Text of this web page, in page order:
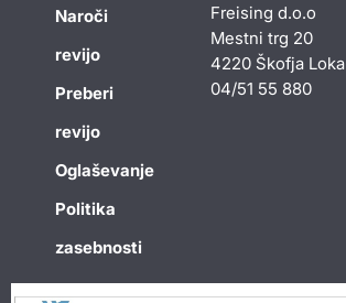
Naroči
revijo
Preberi
revijo
Oglaševanje
Politika
zasebnosti
Freising d.o.o
Mestni trg 20
4220 Škofja Loka
04/51 55 880